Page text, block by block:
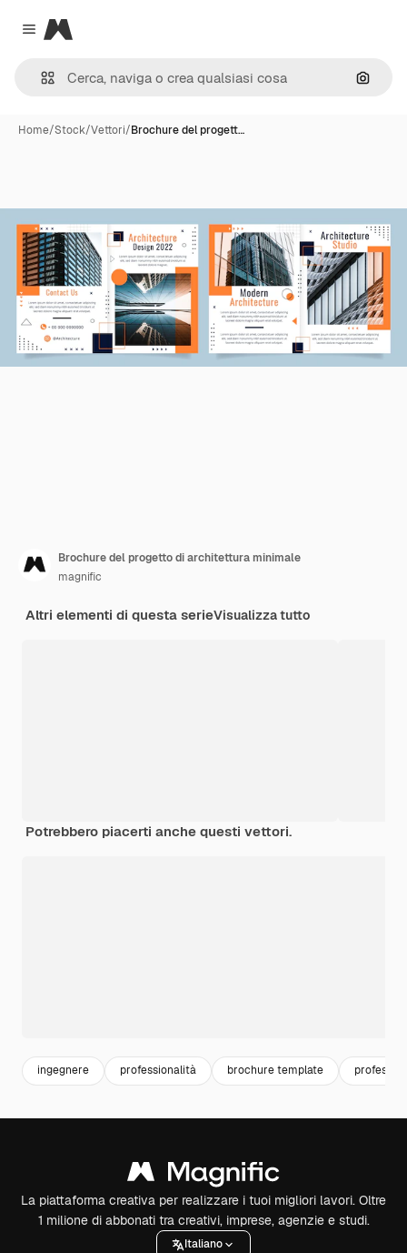
Close menu
Magnific
Cerca
Home/Stock/Vettori/Brochure del progett…
Brochure del progetto di architettura minimale
magnific
Altri elementi di questa serieVisualizza tutto
Potrebbero piacerti anche questi vettori.
ingegnere professionalità brochure template
La piattaforma creativa per realizzare i tuoi migliori lavori. Oltre
1 milione di abbonati tra creativi, imprese, agenzie e studi.
Italiano